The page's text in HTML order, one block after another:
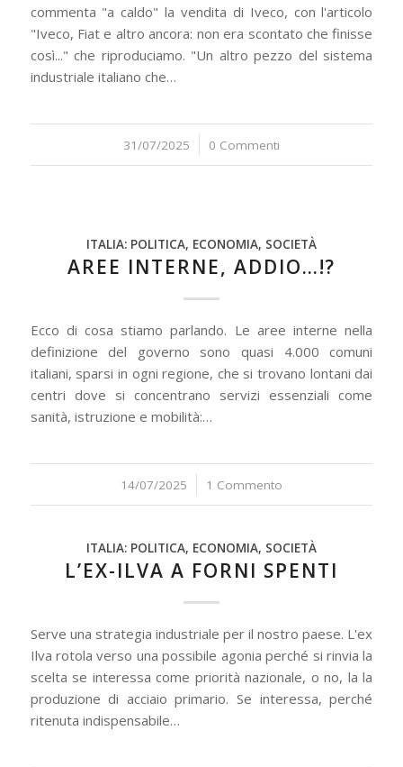
commenta "a caldo" la vendita di Iveco, con l'articolo
"Iveco, Fiat e altro ancora: non era scontato che finisse
così..." che riproduciamo. "Un altro pezzo del sistema
industriale italiano che…
31/07/2025
/ 0 Commenti
ITALIA: POLITICA, ECONOMIA, SOCIETÀ
AREE INTERNE, ADDIO…!?
Ecco di cosa stiamo parlando. Le aree interne nella
definizione del governo sono quasi 4.000 comuni
italiani, sparsi in ogni regione, che si trovano lontani dai
centri dove si concentrano servizi essenziali come
sanità, istruzione e mobilità:…
14/07/2025
/ 1 Commento
ITALIA: POLITICA, ECONOMIA, SOCIETÀ
L’EX-ILVA A FORNI SPENTI
Serve una strategia industriale per il nostro paese. L'ex
Ilva rotola verso una possibile agonia perché si rinvia la
scelta se interessa come priorità nazionale, o no, la la
produzione di acciaio primario. Se interessa, perché
ritenuta indispensabile…